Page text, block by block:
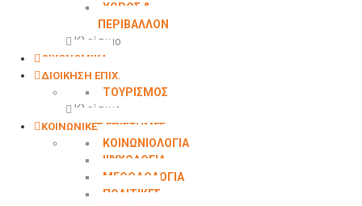
ΧΩΡΟΣ &
ΠΕΡΙΒΑΛΛΟΝ
Κλείσιμο
ΟΙΚΟΝΟΜΙΚΑ
ΔΙΟΙΚΗΣΗ ΕΠΙΧ.
ΤΟΥΡΙΣΜΟΣ
Κλείσιμο
ΚΟΙΝΩΝΙΚΕΣ ΕΠΙΣΤΗΜΕΣ
ΚΟΙΝΩΝΙΟΛΟΓΙΑ
ΨΥΧΟΛΟΓΙΑ
ΜΕΘΟΔΟΛΟΓΙΑ
ΠΟΛΙΤΙΚΕΣ